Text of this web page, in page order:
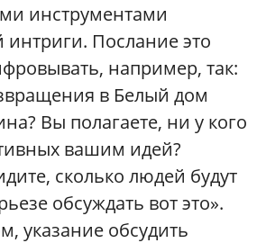
инструментами
интриги. Послание это
например, так:
в Белый дом
Вы полагаете, ни у кого
вашим идей?
сколько людей будут
обсуждать вот это».
указание обсудить